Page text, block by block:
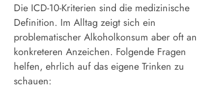
Die ICD-10-Kriterien sind die medizinische
Definition. Im Alltag zeigt sich ein
problematischer Alkoholkonsum aber oft an
konkreteren Anzeichen. Folgende Fragen
helfen, ehrlich auf das eigene Trinken zu
schauen: